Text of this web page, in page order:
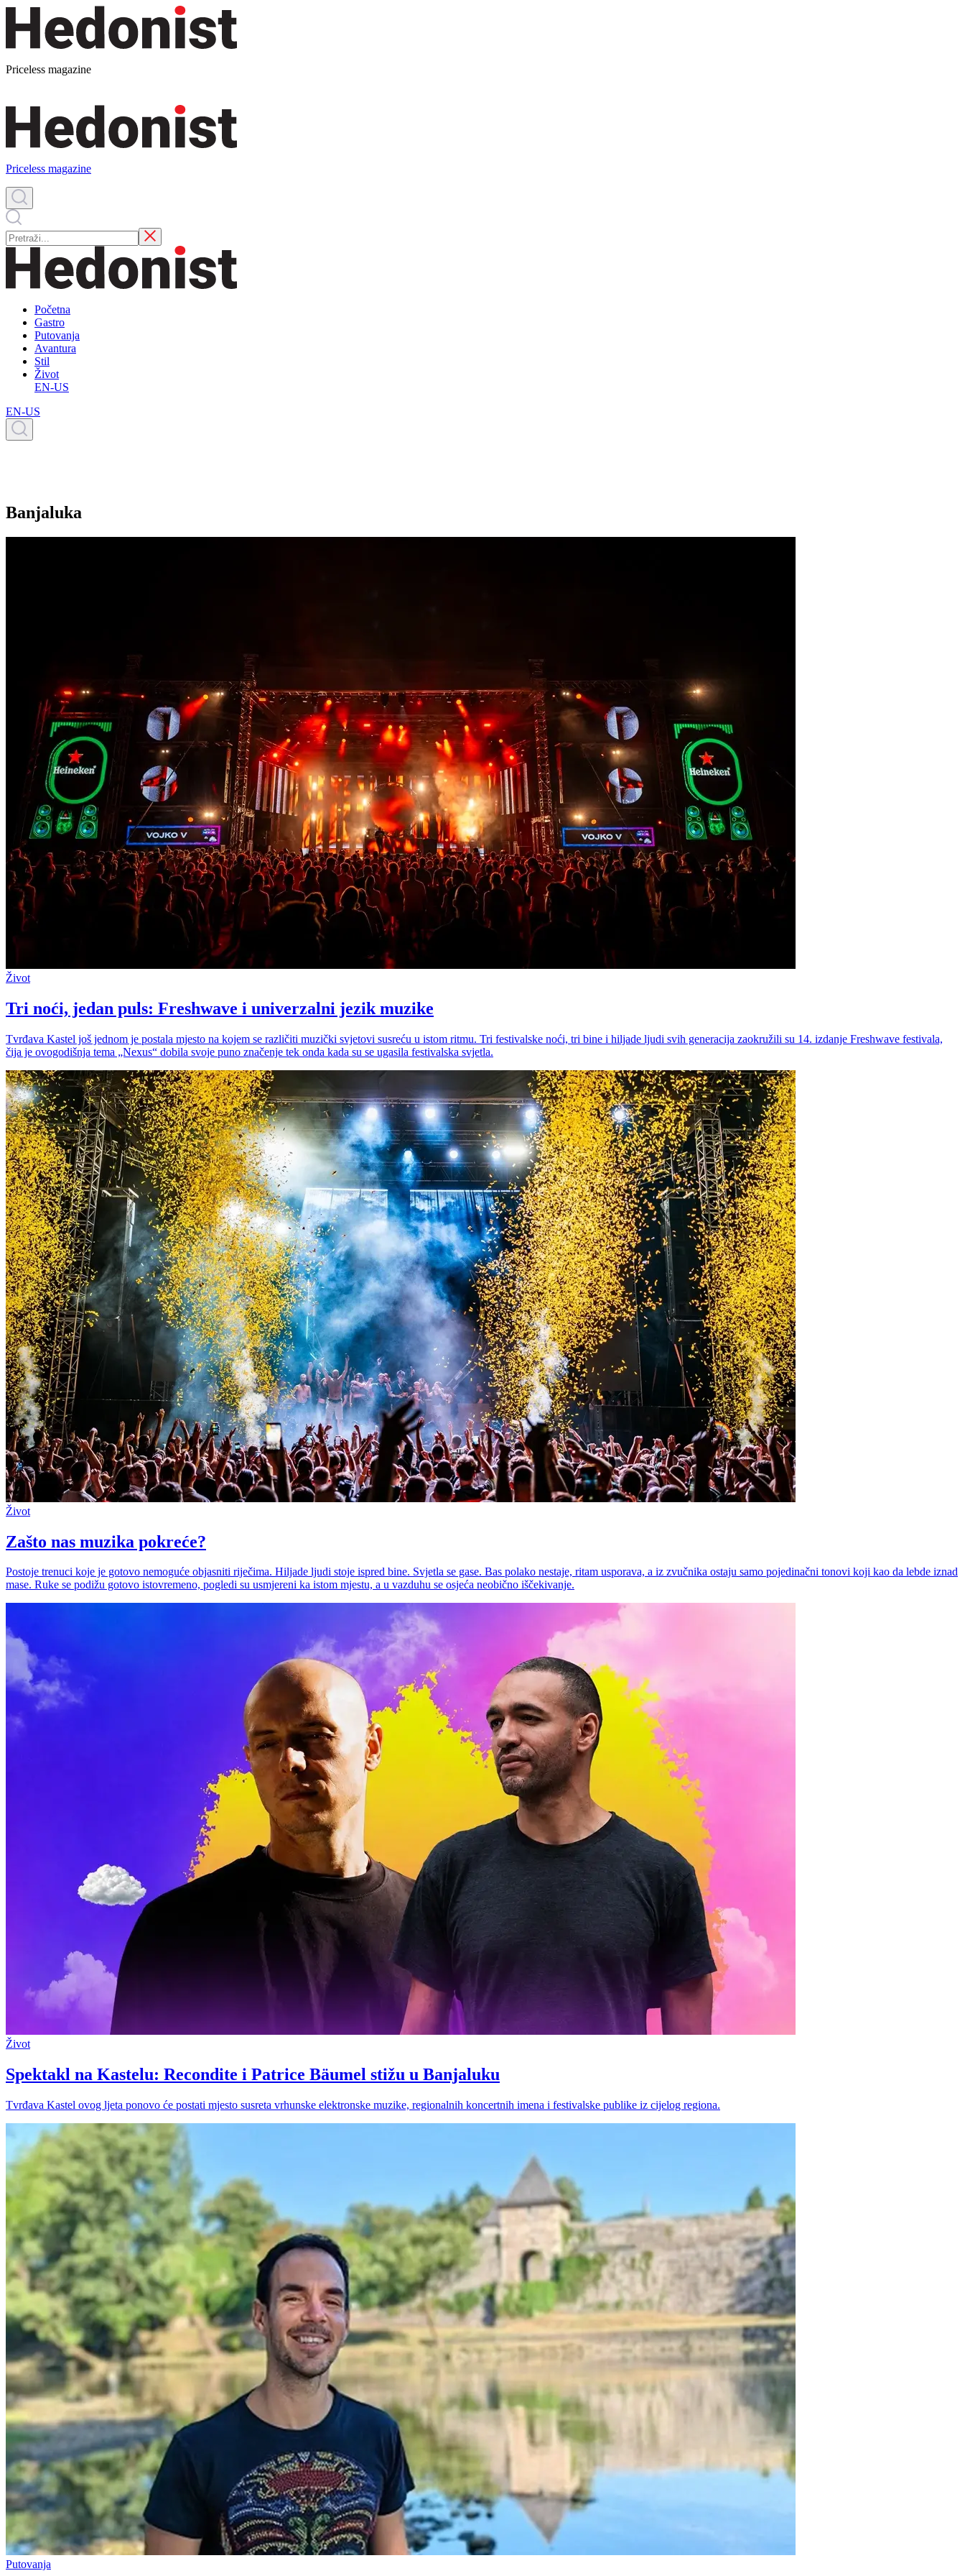
Priceless magazine
Priceless magazine
Početna
Gastro
Putovanja
Avantura
Stil
Život
EN-US
EN-US
Banjaluka
Život
Tri noći, jedan puls: Freshwave i univerzalni jezik muzike
Tvrđava Kastel još jednom je postala mjesto na kojem se različiti muzički svjetovi susreću u istom ritmu. Tri festivalske noći, tri bine i hiljade ljudi svih generacija zaokružili su 14. izdanje Freshwave festivala,
čija je ovogodišnja tema „Nexus“ dobila svoje puno značenje tek onda kada su se ugasila festivalska svjetla.
Život
Zašto nas muzika pokreće?
Postoje trenuci koje je gotovo nemoguće objasniti riječima. Hiljade ljudi stoje ispred bine. Svjetla se gase. Bas polako nestaje, ritam usporava, a iz zvučnika ostaju samo pojedinačni tonovi koji kao da lebde iznad
mase. Ruke se podižu gotovo istovremeno, pogledi su usmjereni ka istom mjestu, a u vazduhu se osjeća neobično iščekivanje.
Život
Spektakl na Kastelu: Recondite i Patrice Bäumel stižu u Banjaluku
Tvrđava Kastel ovog ljeta ponovo će postati mjesto susreta vrhunske elektronske muzike, regionalnih koncertnih imena i festivalske publike iz cijelog regiona.
Putovanja